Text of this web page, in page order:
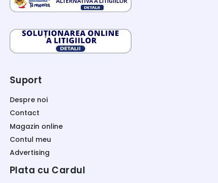
Suport
Despre noi
Contact
Magazin online
Contul meu
Advertising
Plata cu Cardul